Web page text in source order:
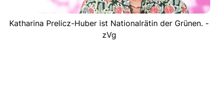
Katharina Prelicz-Huber ist Nationalrätin der Grünen. -
zVg